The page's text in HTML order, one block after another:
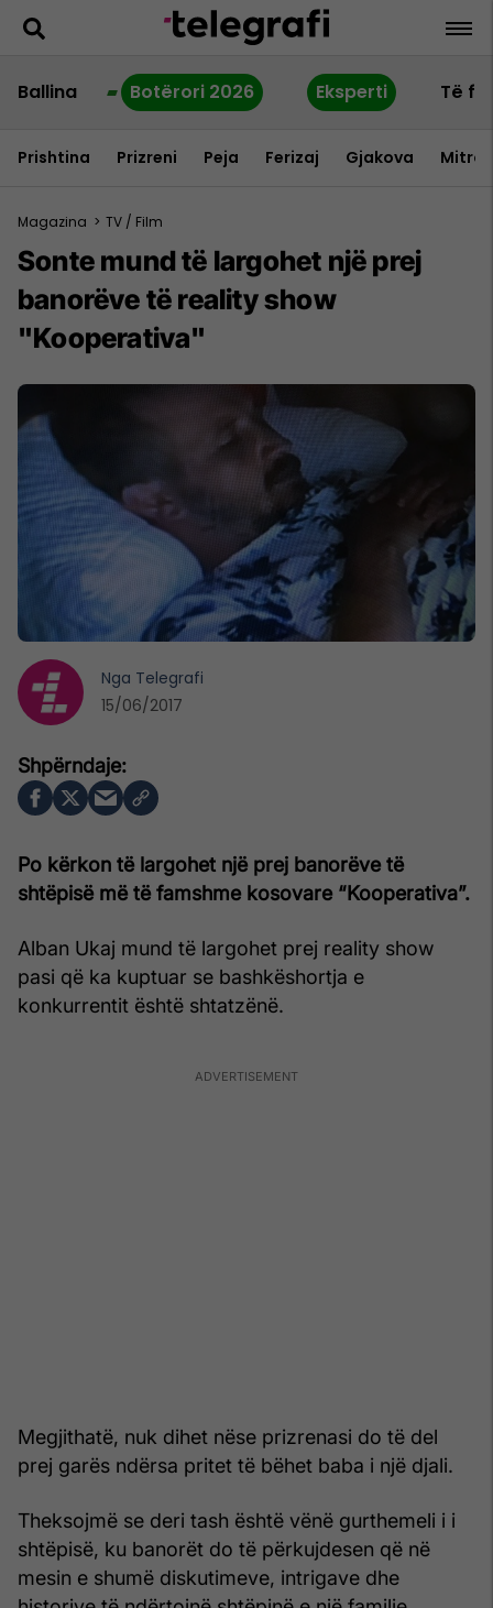
Ballina Botërori 2026 Eksperti Të
Prishtina Prizreni Peja Ferizaj Gjakova
Magazina > TV / Film
Sonte mund të largohet një prej
banorëve të reality show
"Kooperativa"
Po kërkon të largohet një prej banorëve të
shtëpisë më të famshme kosovare “Kooperativa”.
Alban Ukaj mund të largohet prej reality show
pasi që ka kuptuar se bashkëshortja e
konkurrentit është shtatzënë.
Megjithatë, nuk dihet nëse prizrenasi do të del
prej garës ndërsa pritet të bëhet baba i një djali.
Theksojmë se deri tash është vënë gurthemeli i i
shtëpisë, ku banorët do të përkujdesen që në
mesin e shumë diskutimeve, intrigave dhe
Nga Telegrafi
15/06/2017